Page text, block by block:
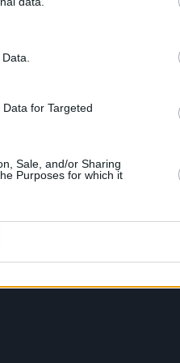
for Targeted
Sale, and/or Sharing
Purposes for which it